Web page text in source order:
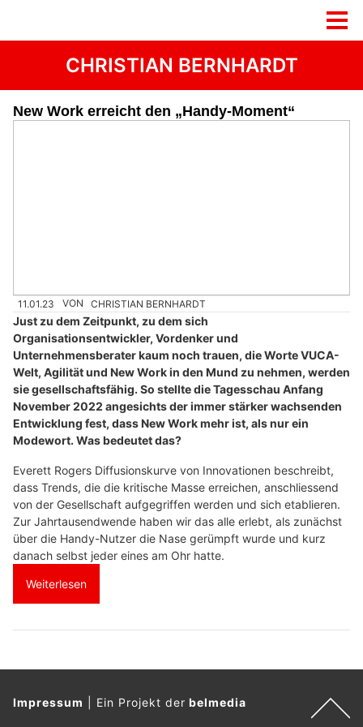
CHRISTIAN BERNHARDT
New Work erreicht den „Handy-Moment“
11.01.23 VON CHRISTIAN BERNHARDT
Just zu dem Zeitpunkt, zu dem sich
Organisationsentwickler, Vordenker und
Unternehmensberater kaum noch trauen, die Worte VUCA-
Welt, Agilität und New Work in den Mund zu nehmen, werden
sie gesellschaftsfähig. So stellte die Tagesschau Anfang
November 2022 angesichts der immer stärker wachsenden
Entwicklung fest, dass New Work mehr ist, als nur ein
Modewort. Was bedeutet das?
Everett Rogers Diffusionskurve von Innovationen beschreibt,
dass Trends, die die kritische Masse erreichen, anschliessend
von der Gesellschaft aufgegriffen werden und sich etablieren.
Zur Jahrtausendwende haben wir das alle erlebt, als zunächst
über die Handy-Nutzer die Nase gerümpft wurde und kurz
danach selbst jeder eines am Ohr hatte.
Weiterlesen
Impressum Ein Projekt derbelmedia